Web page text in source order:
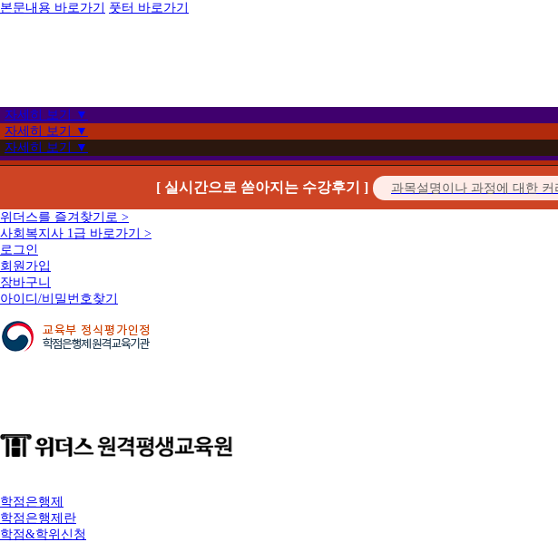
본문내용 바로가기 풋터 바로가기
자세히 보기 ▼
자세히 보기 ▼
자세히 보기 ▼
[ 실시간으로 쏟아지는 수강후기 ]
위더스를 즐겨찾기로 >
사회복지사 1급 바로가기 >
로그인
회원가입
장바구니
아이디/비밀번호찾기
학점은행제
학점은행제란
학점&학위신청